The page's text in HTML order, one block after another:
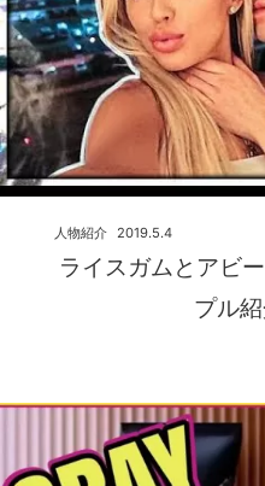
ライスガムとアビ
プル
2019.5.4
人物紹介